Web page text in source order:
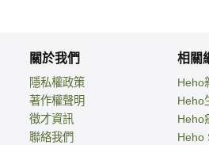
關於我們
隱私權政策
著作權聲明
徵才資訊
聯絡我們
相關
Heho
Heho
Heho
Heho